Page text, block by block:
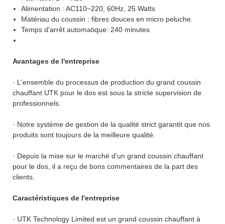
Alimentation : AC110~220, 60Hz, 25 Watts
Matériau du coussin : fibres douces en micro peluche.
Temps d'arrêt automatique: 240 minutes
Avantages de l'entreprise
· L'ensemble du processus de production du grand coussin
chauffant UTK pour le dos est sous la stricte supervision de
professionnels.
· Notre système de gestion de la qualité strict garantit que nos
produits sont toujours de la meilleure qualité.
· Depuis la mise sur le marché d'un grand coussin chauffant
pour le dos, il a reçu de bons commentaires de la part des
clients.
Caractéristiques de l'entreprise
· UTK Technology Limited est un grand coussin chauffant à